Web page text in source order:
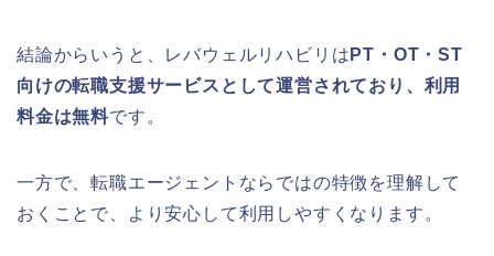
結論からいうと、レバウェルリハビリは PT・OT・ST
向けの転職支援サービスとして運営されており、利用
料金は無料です。
一方で、転職エージェントならではの特徴を理解して
おくことで、より安心して利用しやすくなります。